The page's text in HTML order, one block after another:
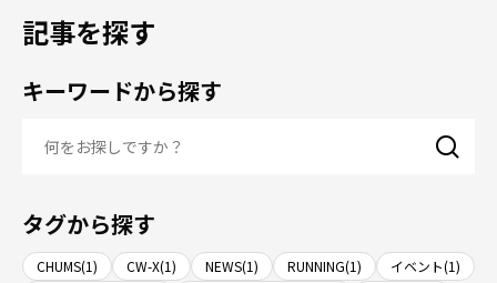
記事を探す
キーワードから探す
タグから探す
CHUMS(1) CW-X(1) NEWS(1) RUNNING(1)
イベント(1)